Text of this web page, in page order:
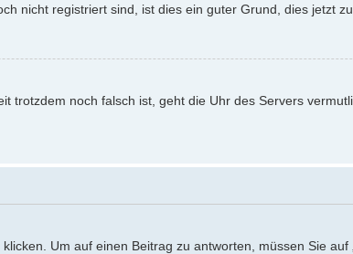
nicht registriert sind, ist dies ein guter Grund, dies jetzt
trotzdem noch falsch ist, geht die Uhr des Servers
Um auf einen Beitrag zu antworten, müssen Sie